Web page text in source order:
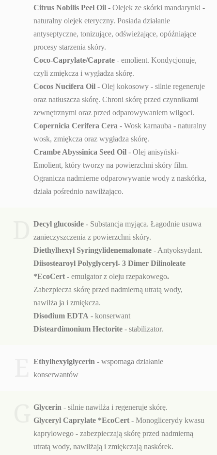
Citrus Nobilis Peel Oil - Olejek ze skórki mandarynki -
naturalny olejek eteryczny. Posiada działanie
antyseptyczne, tonizujące, odświeżające, opóźniające
procesy starzenia skóry.
Coco-Caprylate/Caprate - emolient. Kondycjonuje,
czyli zmiękcza i wygładza skórę.
Cocos Nucifera Oil - Olej kokosowy - silnie regeneruje
oraz natłuszcza skórę. Chroni skórę przed czynnikami
zewnętrznymi oraz przed odparowywaniem wilgoci.
Copernicia Cerifera Cera - Wosk karnauba - naturalny
wosk, zmiękcza oraz wygładza skórę.
Crambe Abyssinica Seed Oil - Olej anisyński-
Emolient, który tworzy na powierzchni skóry film.
Ogranicza nadmierne odparowywanie wody z naskórka,
działa pośrednio nawilżająco.
Decyl glucoside - Substancja myjąca. Łagodnie usuwa
zanieczyszczenia z powierzchni skóry.
Diethylhexyl Syringylidenemalonate - Antyoksydant.
Diisostearoyl Polyglyceryl- 3 Dimer Dilinoleate
*EcoCert - emulgator z oleju rzepakowego.
Zabezpiecza skórę przed nadmierną utratą wody,
nawilża ja i zmiękcza.
Disodium EDTA - konserwant
Disteardimonium Hectorite - stabilizator.
Ethylhexylglycerin - wspomaga działanie
konserwantów
Glycerin - silnie nawilża i regeneruje skórę.
Glyceryl Caprylate *EcoCert - Monoglicerydy kwasu
kaprylowego - zabezpieczają skórę przed nadmierną
utratą wody, nawilżają i zmiękczają naskórek.